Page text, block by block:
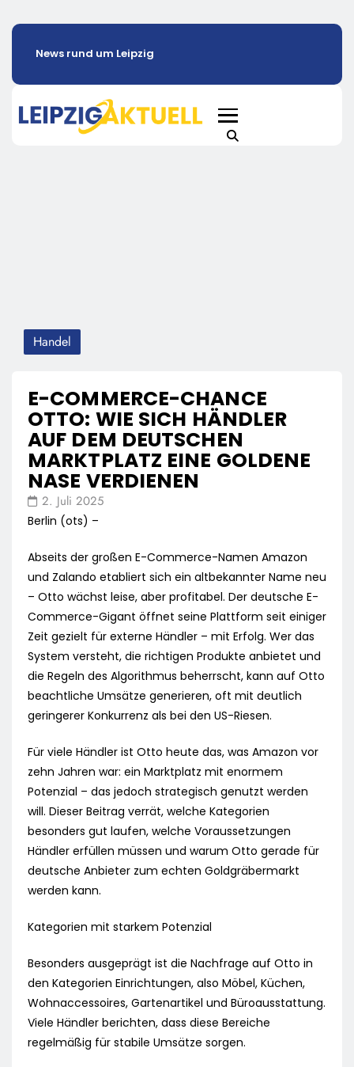
News rund um Leipzig
Handel
E-COMMERCE-CHANCE
OTTO: WIE SICH HÄNDLER
AUF DEM DEUTSCHEN
MARKTPLATZ EINE GOLDENE
NASE VERDIENEN
2. Juli 2025
Berlin (ots) –
Abseits der großen E-Commerce-Namen Amazon
und Zalando etabliert sich ein altbekannter Name neu
– Otto wächst leise, aber profitabel. Der deutsche E-
Commerce-Gigant öffnet seine Plattform seit einiger
Zeit gezielt für externe Händler – mit Erfolg. Wer das
System versteht, die richtigen Produkte anbietet und
die Regeln des Algorithmus beherrscht, kann auf Otto
beachtliche Umsätze generieren, oft mit deutlich
geringerer Konkurrenz als bei den US-Riesen.
Für viele Händler ist Otto heute das, was Amazon vor
zehn Jahren war: ein Marktplatz mit enormem
Potenzial – das jedoch strategisch genutzt werden
will. Dieser Beitrag verrät, welche Kategorien
besonders gut laufen, welche Voraussetzungen
Händler erfüllen müssen und warum Otto gerade für
deutsche Anbieter zum echten Goldgräbermarkt
werden kann.
Kategorien mit starkem Potenzial
Besonders ausgeprägt ist die Nachfrage auf Otto in
den Kategorien Einrichtungen, also Möbel, Küchen,
Wohnaccessoires, Gartenartikel und Büroausstattung.
Viele Händler berichten, dass diese Bereiche
regelmäßig für stabile Umsätze sorgen.